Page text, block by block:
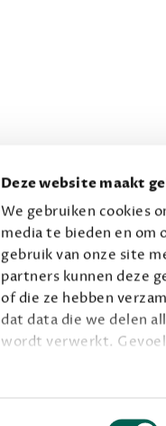
Deze website maakt
We gebruiken cookies
media te bieden en om
gebruik van onze site
partners kunnen deze
of die ze hebben
dat data die we delen
wordt verwerkt.
Toestemmingsselectie